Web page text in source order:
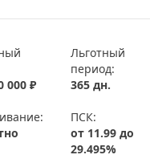
000 ₽
Льготный
период:
365 дн.